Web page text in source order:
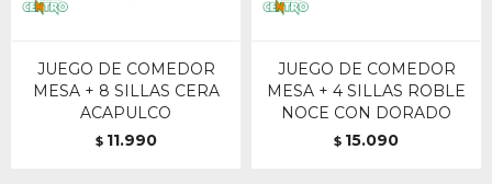
JUEGO DE COMEDOR
MESA + 8 SILLAS CERA
ACAPULCO
$ 11.990
JUEGO DE COMEDOR
MESA + 4 SILLAS ROBLE
NOCE CON DORADO
$ 15.090